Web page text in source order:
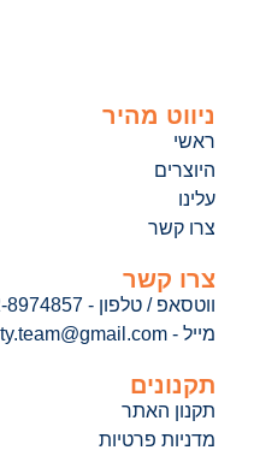
ניווט מהיר
ראשי
היוצרים
עלינו
צרו קשר
צרו קשר
ווטסאפ / טלפון - 052-8974857
מייל - hubility.team@gmail.com
תקנונים
תקנון האתר
מדניות פרטיות